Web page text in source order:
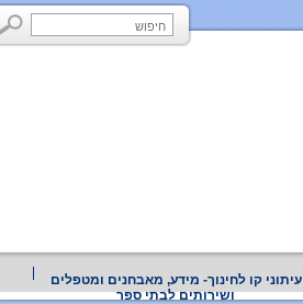
עיתוני קו לחינוך- מידע, מאבחנים ומטפלים
ושירותים לבתי ספר